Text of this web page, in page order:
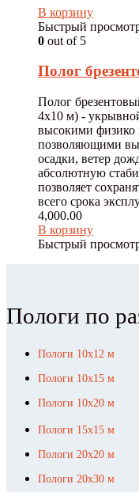
В корзину
Быстрый
0 out of 5
Полог
Полог
4х10 м) -
высокими физико
позволяющими
осадки, ветер
абсолютную
позволяет
всего срока
4,000.00
В корзину
Быстрый
Пологи по
Пологи 10х12 м
Пологи 10х15 м
Пологи 10х20 м
Пологи 15х15 м
Пологи 20х20 м
Пологи 20х30 м